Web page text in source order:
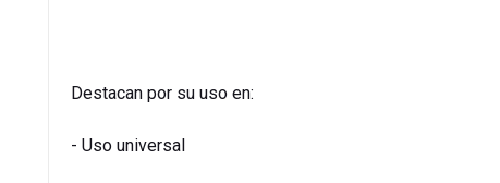
Destacan por su uso en:
- Uso universal